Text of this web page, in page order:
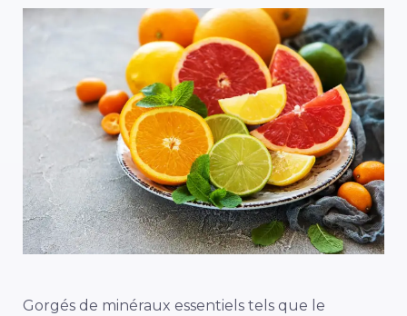
Gorgés de minéraux essentiels tels que le